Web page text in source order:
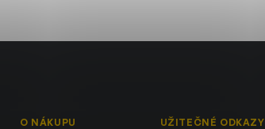
O NÁKUPU UŽITEČNÉ ODKAZY